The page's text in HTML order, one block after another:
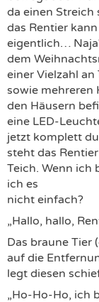
da einen Streich
das Rentier
eigentlich…
dem
einer Vielzahl
sowie mehreren
den Häusern
eine LED-
jetzt komplett
steht das
Teich. Wenn ich
ich es
nicht einfach?
„Hallo, hallo,
Das braune Tier
auf die
legt diesen
„Ho-Ho-Ho, ich